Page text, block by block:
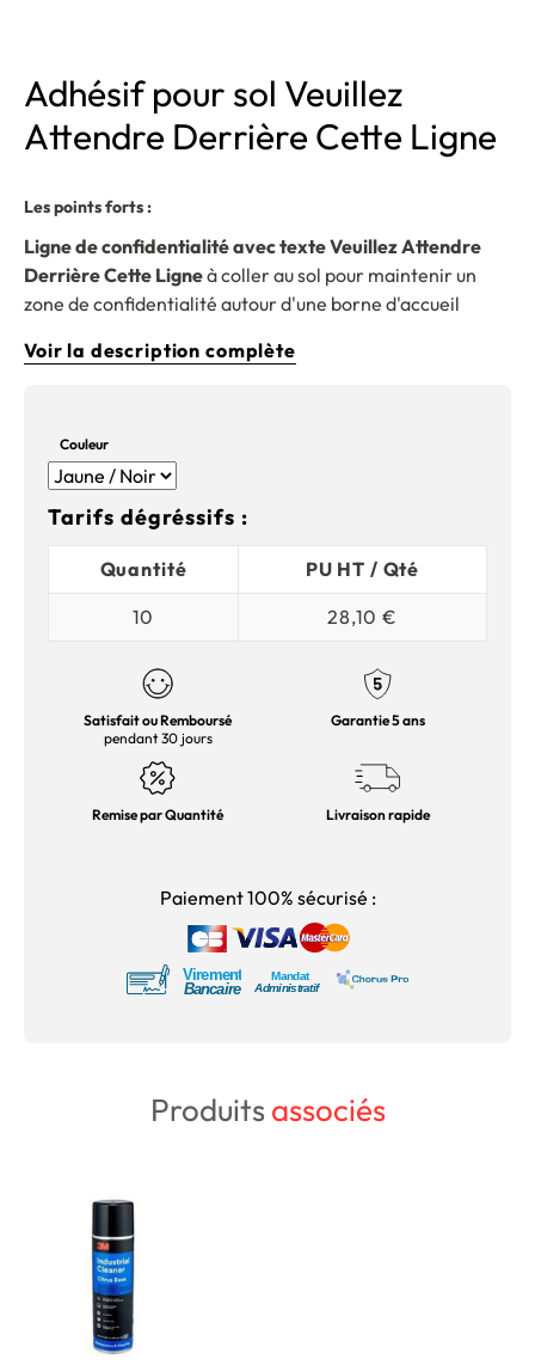
Adhésif pour sol Veuillez
Attendre Derrière Cette Ligne
Les points forts :
Ligne de confidentialité avec texte Veuillez Attendre
Derrière Cette Ligneà coller au sol pour maintenir un
zone de confidentialité autour d'une borne d'accueil
Voir la description complète
Couleur
Tarifs dégréssifs :
Quantité
PU HT / Qté
10
28,10 €
Satisfait ou Remboursé
pendant 30 jours
Garantie 5 ans
Remise par Quantité Livraison rapide
Paiement 100% sécurisé :
Produitsassociés